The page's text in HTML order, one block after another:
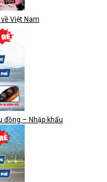
Việt Nam
đồng – Nhập khẩu